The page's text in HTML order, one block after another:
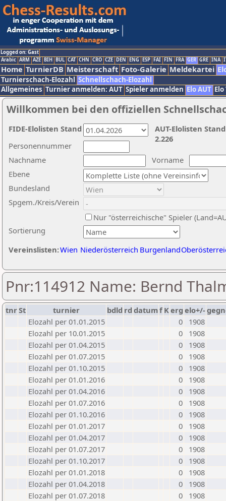
Logged on: Gast
Arabic ARM AZE BIH BUL CAT CHN CRO CZE DEN ENG ESP FAI FIN FRA GER GRE INA
Home TurnierDB Meisterschaft Foto-Galerie Meldekartei
Turnierschach-Elozahl Schnellschach-Elozahl
Allgemeines Turnier anmelden: AUT Spieler anmelden Elo AUT
Willkommen bei den offiziellen
Nachname
Vorname
Ebene
Sortierung
Personennummer
Bundesland
Spgem./Kreis/Verein
Nur "österreichische" Spieler
Vereinslisten:Wien Niederösterreich Burgenland
AUT-Elolisten
2.226
FIDE-Elolisten Stand
Pnr:114912 Name: Bernd
tnrSt turnier bdld rd datumf Kerg elo+/-
Elozahl per 01.01.2015
0
1908
Elozahl per 10.01.2015
0
1908
Elozahl per 01.04.2015
0
1908
Elozahl per 01.07.2015
0
1908
Elozahl per 01.10.2015
0
1908
Elozahl per 01.01.2016
0
1908
Elozahl per 01.04.2016
0
1908
Elozahl per 01.07.2016
0
1908
Elozahl per 01.10.2016
0
1908
Elozahl per 01.01.2017
0
1908
Elozahl per 01.04.2017
0
1908
Elozahl per 01.07.2017
0
1908
Elozahl per 01.10.2017
0
1908
Elozahl per 01.01.2018
0
1908
Elozahl per 01.04.2018
0
1908
Elozahl per 01.07.2018
0
1908